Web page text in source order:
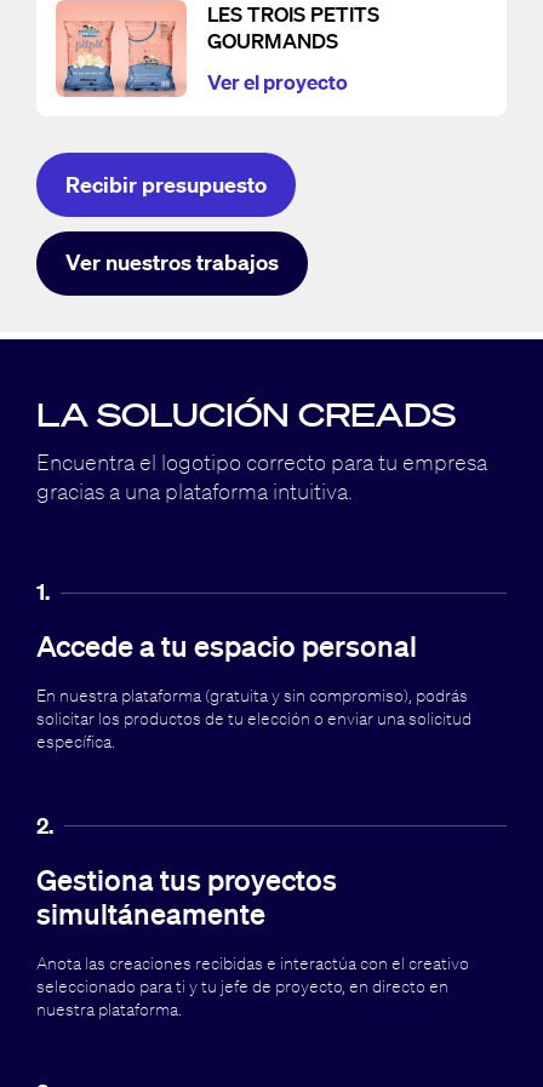
LES TROIS PETITS
GOURMANDS
Ver el proyecto
Recibir presupuesto
Ver nuestros trabajos
LA SOLUCIÓN CREADS
Encuentra el logotipo correcto para tu empresa
gracias a una plataforma intuitiva.
1.
Accede a tu espacio personal
En nuestra plataforma (gratuita y sin compromiso), podrás
solicitar los productos de tu elección o enviar una solicitud
específica.
2.
Gestiona tus proyectos
simultáneamente
Anota las creaciones recibidas e interactúa con el creativo
seleccionado para ti y tu jefe de proyecto, en directo en
nuestra plataforma.